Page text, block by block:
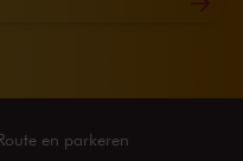
en parkeren